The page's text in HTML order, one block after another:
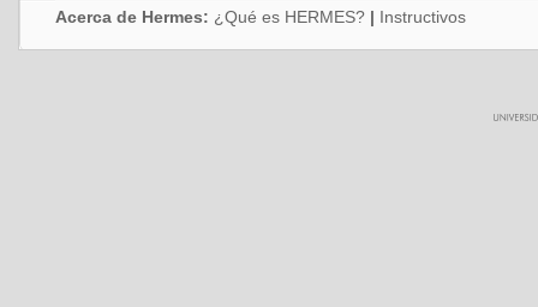
Acerca de Hermes: ¿Qué es HERMES? | Instructivos